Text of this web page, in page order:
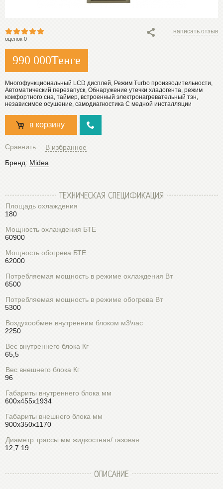
оценок 0
написать отзыв
990 000Тенге
Многофункциональный LCD дисплей, Режим Turbo производительности,
Автоматический перезапуск, Обнаружение утечки хладогента, режим
комфортного сна, таймер, встроенный электронагревательный тэн,
независимое осушение, самодиагностика С медной инсталляции
в корзину
Сравнить
В избранное
Бренд: Midea
ТЕХНИЧЕСКАЯ СПЕЦИФИКАЦИЯ
Площадь охлаждения
180
Мощность охлаждения БТЕ
60900
Мощность обогрева БТЕ
62000
Потребляемая мощность в режиме охлаждения Вт
6500
Потребляемая мощность в режиме обогрева Вт
5300
Воздухообмен внутренним блоком м3\час
2250
Вес внутреннего блока Кг
65,5
Вес внешнего блока Кг
96
Габариты внутреннего блока мм
600x455x1934
Габариты внешнего блока мм
900x350x1170
Диаметр трассы мм жидкостная/ газовая
12,7 19
ОПИСАНИЕ